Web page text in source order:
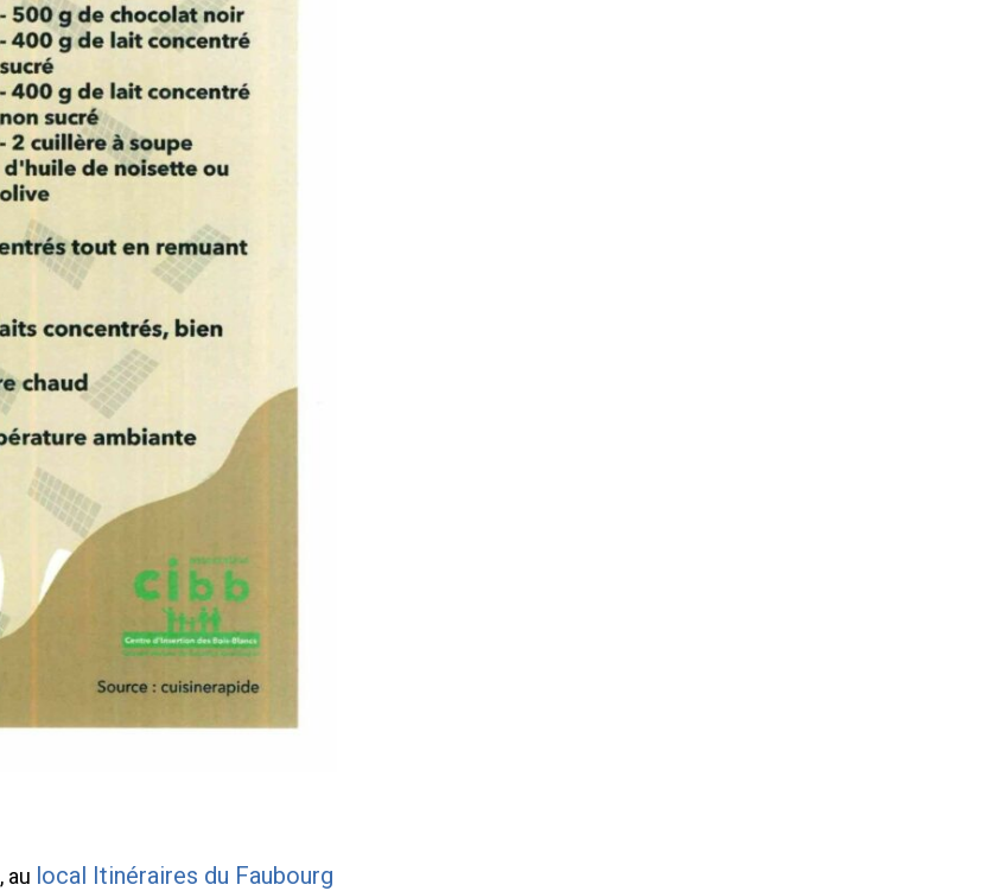
, au local Itinéraires du Faubourg